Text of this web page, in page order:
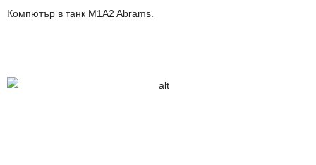
Компютър в танк M1A2 Abrams.